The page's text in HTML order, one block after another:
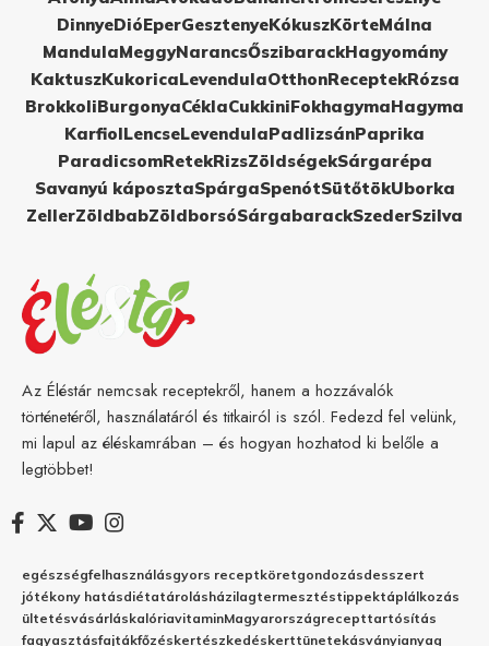
DinnyeDióEperGesztenyeKókuszKörteMálna
MandulaMeggyNarancsŐszibarackHagyomány
KaktuszKukoricaLevendulaOtthonReceptekRózsa
BrokkoliBurgonyaCéklaCukkiniFokhagymaHagyma
KarfiolLencseLevendulaPadlizsánPaprika
ParadicsomRetekRizsZöldségekSárgarépa
Savanyú káposztaSpárgaSpenótSütőtökUborka
ZellerZöldbabZöldborsóSárgabarackSzederSzilva
Az Éléstár nemcsak receptekről, hanem a hozzávalók
történetéről, használatáról és titkairól is szól. Fedezd fel velünk,
mi lapul az éléskamrában – és hogyan hozhatod ki belőle a
legtöbbet!
egészségfelhasználásgyors receptköretgondozásdesszert
jótékony hatásdiétatárolásházilagtermesztéstippektáplálkozás
ültetésvásárláskalóriavitaminMagyarországrecepttartósítás
fagyasztásfajtákfőzéskertészkedéskerttünetekásványianyag